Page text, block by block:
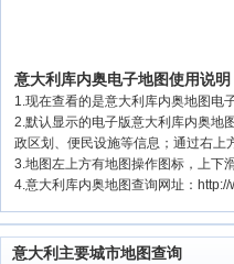
意大利库内奥电子地图使用说明
1.现在查看的是意大利库内奥地图电
2.默认显示的电子版意大利库内奥地
政区划、便民设施等信息；通过右上
3.地图左上方有地图操作图标，上下
4.意大利库内奥地图查询网址：
意大利主要城市地图查询